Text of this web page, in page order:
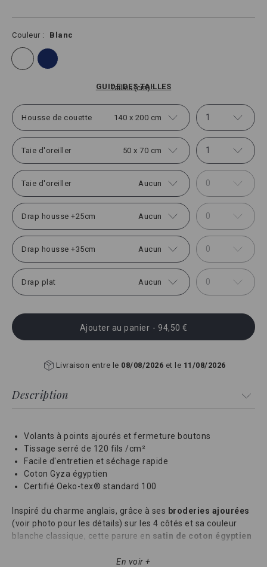
Couleur Blanc
Tailles (cm)
GUIDE DES TAILLES
Housse de couette 140 x 200 cm 1
Taie d'oreiller 50 x 70 cm 1
Taie d'oreiller Aucun 0
Drap housse +25cm Aucun 0
Drap housse +35cm Aucun 0
Drap plat Aucun 0
Ajouter au panier - 94,50 €
Livraison entre le 08/08/2026 et le 11/08/2026
Description
Volants à points ajourés et fermeture boutons
Tissage serré de 120 fils /cm²
Facile d'entretien et séchage rapide
Coton Gyza égyptien
Certifié Oeko-tex® standard 100
Inspiré du charme anglais, grâce à ses broderies ajourées
(voir photo pour les détails) sur les 4 côtés et sa couleur
blanche classique, cette parure en satin de coton égyptien
dans votre chambre.
En voir +